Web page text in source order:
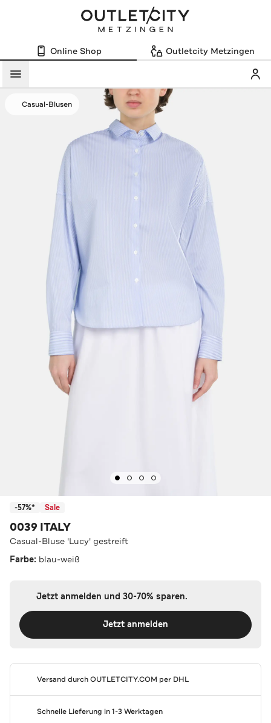
Online Shop Outletcity Metzingen
Menü
Casual-Blusen
-57%* Sale
0039 ITALY
Casual-Bluse 'Lucy' gestreift
Farbe: blau-weiß
Jetzt anmelden und 30-70% sparen.
Jetzt anmelden
Versand durchOUTLETCITY.COM per DHL
Schnelle Lieferung in 1-3 Werktagen